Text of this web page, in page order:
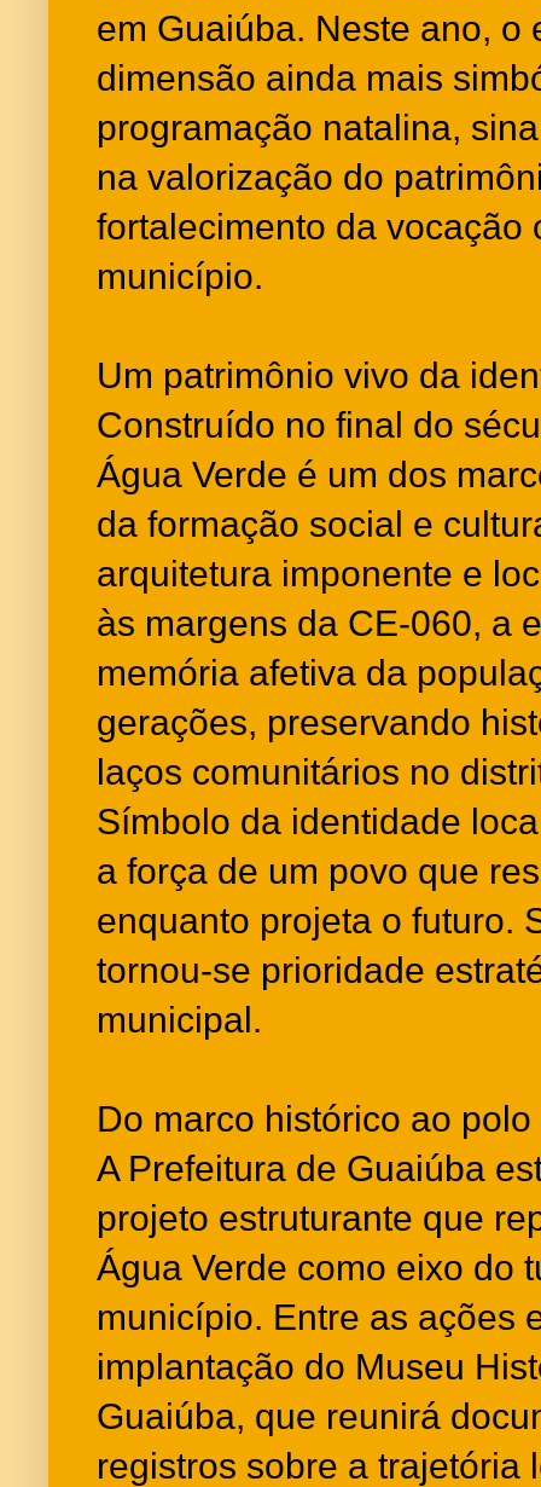
em Guaiúba. Neste ano, o
dimensão ainda mais
programação natalina,
na valorização do
fortalecimento da vocação
município.
Um patrimônio vivo da
Construído no final do
Água Verde é um dos
da formação social e
arquitetura imponente e
às margens da CE-060, a
memória afetiva da
gerações, preservando
laços comunitários no
Símbolo da identidade
a força de um povo que
enquanto projeta o futuro.
tornou-se prioridade
municipal.
Do marco histórico ao
A Prefeitura de Guaiúba
projeto estruturante que
Água Verde como eixo do
município. Entre as ações
implantação do Museu
Guaiúba, que reunirá
registros sobre a trajetória